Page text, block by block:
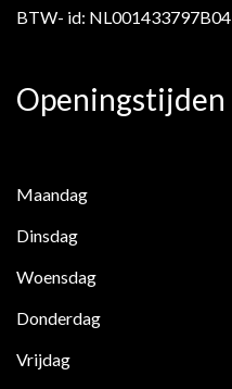
BTW- id: NL001433797B04
Openingstijden
Maandag
Dinsdag
Woensdag
Donderdag
Vrijdag